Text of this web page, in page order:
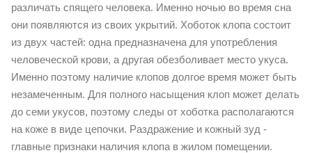
различать спящего человека. Именно ночью во время сна
они появляются из своих укрытий. Хоботок клопа состоит
из двух частей: одна предназначена для употребления
человеческой крови, а другая обезболивает место укуса.
Именно поэтому наличие клопов долгое время может быть
незамеченным. Для полного насыщения клоп может делать
до семи укусов, поэтому следы от хоботка располагаются
на коже в виде цепочки. Раздражение и кожный зуд -
главные признаки наличия клопа в жилом помещении.